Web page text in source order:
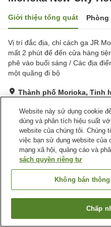
Giới thiệu tổng quát Phòng
Vị trí đắc địa, chỉ cách ga JR
mất 2 phút để đến cửa hàng
phê vào buổi sáng / Các địa
một quãng đi bộ
Thành phố Morioka, Tỉnh
Rất tốt Đánh giá:201
Tiện nghi chỗ nghỉ
Spa / Salon
Trang chủ Nhật Bản Tỉnh
Tìm
Website này sử dụng cookie
dùng và phân tích hiệu suất
website của chúng tôi. Chúng
việc bạn sử dụng website của
mạng xã hội, quảng cáo và
sách quyền riêng tư
Không bán
Chấp